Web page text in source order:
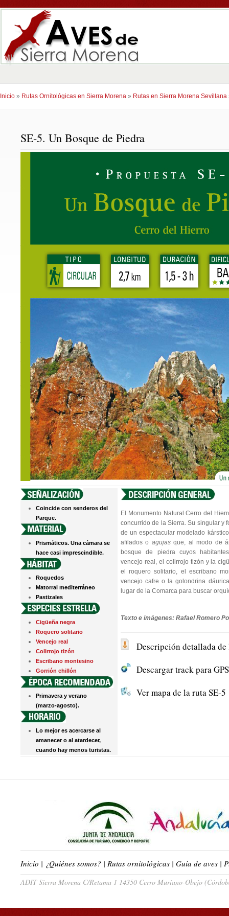
Inicio » Rutas Ornitológicas en Sierra Morena » Rutas en Sierra Morena Sevillana
SE-5. Un Bosque de Piedra
Coincide con senderos del
Parque.
Prismáticos. Una cámara se
hace casi imprescindible.
Roquedos
Matorral mediterráneo
Pastizales
Cigüeña negra
Roquero solitario
Vencejo real
Colirrojo tizón
Escribano montesino
Gorrión chillón
Primavera y verano
(marzo-agosto).
Lo mejor es acercarse al
amanecer o al atardecer,
cuando hay menos turistas.
El Monumento Natural Cerro del
concurrido de la Sierra. Su singular y
de un espectacular modelado
afilados o agujasque, al modo de
bosque de piedra cuyos
vencejo real, el colirrojo tizón y la
el roquero solitario, el escribano
vencejo cafre o la golondrina
lugar de la Comarca para buscar
Texto e imágenes: Rafael Romero
Descripción detallada de
Descargar track para
Ver mapa de la ruta SE-5
Inicio | ¿Quiénes somos? | Rutas ornitológicas | Guía de aves |
ADIT Sierra Morena C/Retama 1 14350 Cerro Muriano-Obejo